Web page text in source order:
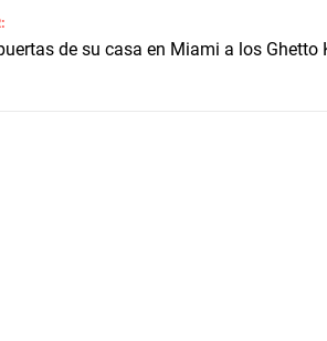
de su casa en Miami a los